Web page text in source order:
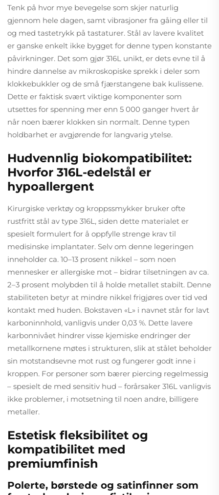
Tenk på hvor mye bevegelse som skjer naturlig
gjennom hele dagen, samt vibrasjoner fra gåing eller til
og med tastetrykk på tastaturer. Stål av lavere kvalitet
er ganske enkelt ikke bygget for denne typen konstante
påvirkninger. Det som gjør 316L unikt, er dets evne til å
hindre dannelse av mikroskopiske sprekk i deler som
klokkebukkler og de små fjærstangene bak kulissene.
Dette er faktisk svært viktige komponenter som
utsettes for spenning mer enn 5 000 ganger hvert år
når noen bærer klokken sin normalt. Denne typen
holdbarhet er avgjørende for langvarig ytelse.
Hudvennlig biokompatibilitet:
Hvorfor 316L-edelstål er
hypoallergent
Kirurgiske verktøy og kroppssmykker bruker ofte
rustfritt stål av type 316L, siden dette materialet er
spesielt formulert for å oppfylle strenge krav til
medisinske implantater. Selv om denne legeringen
inneholder ca. 10–13 prosent nikkel – som noen
mennesker er allergiske mot – bidrar tilsetningen av ca.
2–3 prosent molybden til å holde metallet stabilt. Denne
stabiliteten betyr at mindre nikkel frigjøres over tid ved
kontakt med huden. Bokstaven «L» i navnet står for lavt
karboninnhold, vanligvis under 0,03 %. Dette lavere
karbonnivået hindrer visse kjemiske endringer der
metallkornene møtes i strukturen, slik at stålet beholder
sin motstandsevne mot rust og fungerer godt inne i
kroppen. For personer som bærer piercing regelmessig
– spesielt de med sensitiv hud – forårsaker 316L vanligvis
ikke problemer, i motsetning til noen andre, billigere
metaller.
Estetisk fleksibilitet og
kompatibilitet med
premiumfinish
Polerte, børstede og satinfinner som